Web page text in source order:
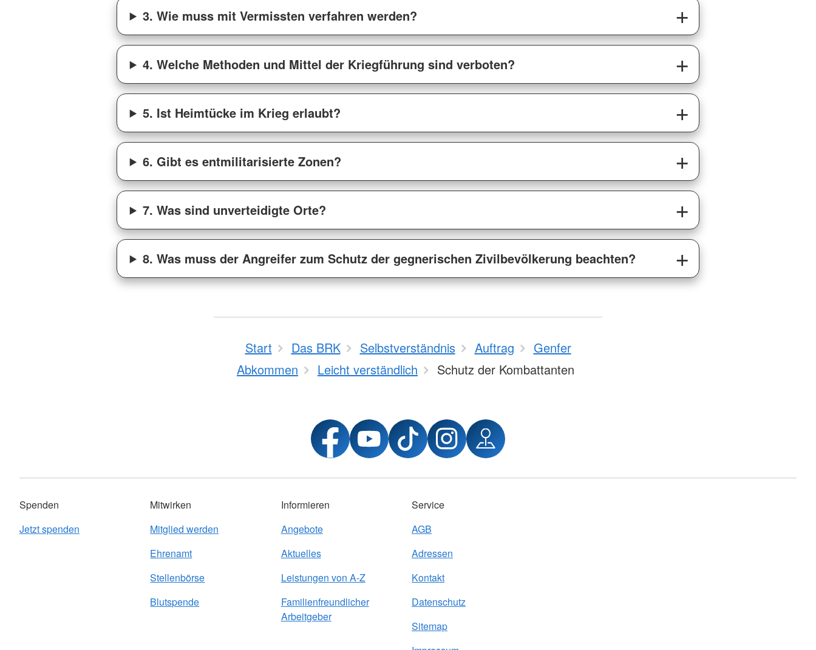
3. Wie muss mit Vermissten verfahren werden?
4. Welche Methoden und Mittel der Kriegführung sind verboten?
5. Ist Heimtücke im Krieg erlaubt?
6. Gibt es entmilitarisierte Zonen?
7. Was sind unverteidigte Orte?
8. Was muss der Angreifer zum Schutz der gegnerischen Zivilbevölkerung beachten?
Start Das BRK Selbstverständnis Auftrag
Genfer
Abkommen
Leicht verständlich Schutz der Kombattanten
Spenden
Jetzt spenden
Mitwirken
Mitglied werden
Ehrenamt
Stellenbörse
Blutspende
Informieren
Angebote
Aktuelles
Leistungen von A-Z
Familienfreundlicher
Arbeitgeber
Service
AGB
Adressen
Kontakt
Datenschutz
Sitemap